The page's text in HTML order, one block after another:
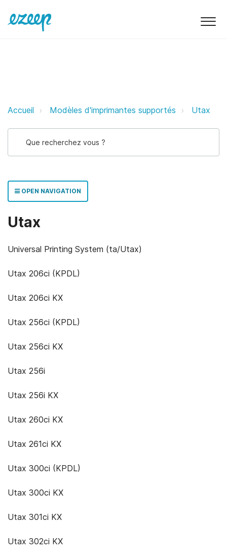
Utax ezeep Support Support
Accueil Modèles d'imprimantes supportés Utax
OPEN NAVIGATION
Utax
Universal Printing System (ta/Utax)
Utax 206ci (KPDL)
Utax 206ci KX
Utax 256ci (KPDL)
Utax 256ci KX
Utax 256i
Utax 256i KX
Utax 260ci KX
Utax 261ci KX
Utax 300ci (KPDL)
Utax 300ci KX
Utax 301ci KX
Utax 302ci KX